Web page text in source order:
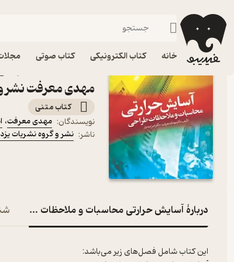
خانه کتاب الکترونیکی کتاب صوتی
فیدیبو کتاب درسی، کتاب کمک درسی
مهدی معرفت نشر و
کتاب متنی
نویسندگان: مهدی معرفت،
ناشر: نشر و گروه نشریات
دربارۀ آسایش حرارتی محاسبات و ملاحظات طراحی